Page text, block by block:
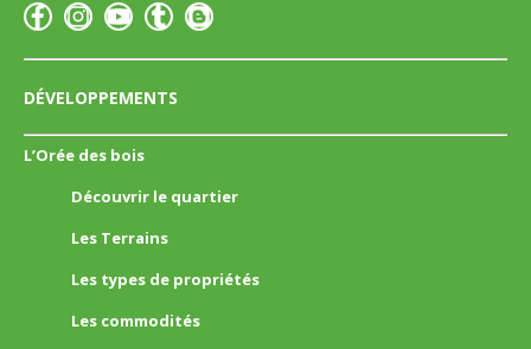
DÉVELOPPEMENTS
L’Orée des bois
Découvrir le quartier
Les Terrains
Les types de propriétés
Les commodités